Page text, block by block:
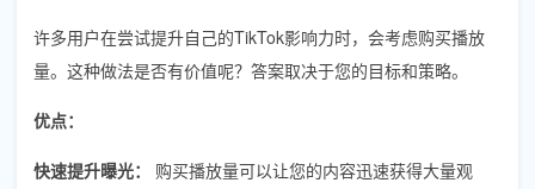
许多用户在尝试提升自己的TikTok影响力时，会考虑购买播放
量。这种做法是否有价值呢？答案取决于您的目标和策略。
优点：
快速提升曝光：
购买播放量可以让您的内容迅速获得大量观